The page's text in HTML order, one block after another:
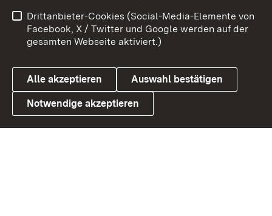
Link zum Landesportal
Barrierefreiheit
Datenschutz
Cookies
Drittanbieter-Cookies (Social-Media-Elemente von
Facebook, X / Twitter und Google werden auf der
gesamten Webseite aktiviert.)
Alle akzeptieren Auswahl bestätigen
Notwendige akzeptieren